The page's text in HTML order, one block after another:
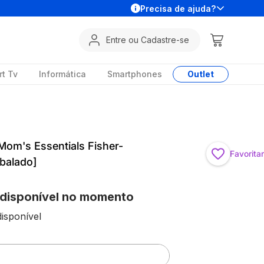
Precisa de ajuda?
Entre ou Cadastre-se
Tv Informática Smartphones Outlet
Essentials Fisher-
Favoritar
no momento